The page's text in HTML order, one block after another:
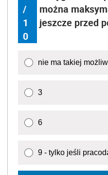
/
1
0
można
jeszcze przed
nie ma takiej
3
6
9 - tylko jeśli